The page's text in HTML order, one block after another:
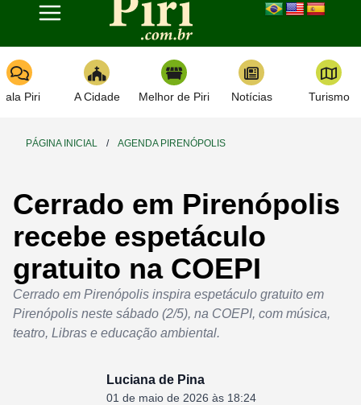
Toggle navigation
Piri A Cidade Melhor de Piri Notícias Turismo
PÁGINA INICIAL / AGENDA PIRENÓPOLIS
Cerrado em Pirenópolis
recebe espetáculo
gratuito na COEPI
Cerrado em Pirenópolis inspira espetáculo gratuito em
Pirenópolis neste sábado (2/5), na COEPI, com música,
teatro, Libras e educação ambiental.
Luciana de Pina
01 de maio de 2026 às 18:24